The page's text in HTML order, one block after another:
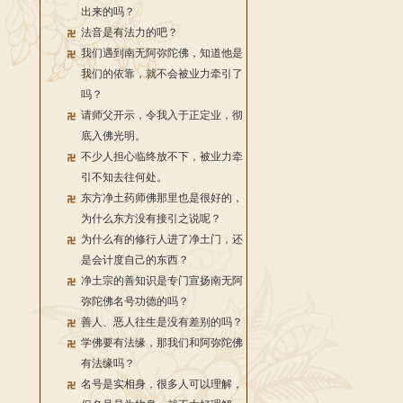
出来的吗？
法音是有法力的吧？
我们遇到南无阿弥陀佛，知道他是
我们的依靠，就不会被业力牵引了
吗？
请师父开示，令我入于正定业，彻
底入佛光明。
不少人担心临终放不下，被业力牵
引不知去往何处。
东方净土药师佛那里也是很好的，
为什么东方没有接引之说呢？
为什么有的修行人进了净土门，还
是会计度自己的东西？
净土宗的善知识是专门宣扬南无阿
弥陀佛名号功德的吗？
善人、恶人往生是没有差别的吗？
学佛要有法缘，那我们和阿弥陀佛
有法缘吗？
名号是实相身，很多人可以理解，